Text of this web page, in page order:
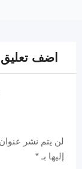
اضف تعليق
لن يتم نشر
إليها بـ *